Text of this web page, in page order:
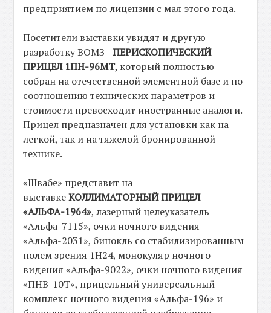
предприятием по лицензии с мая этого года.
-
Посетители выставки увидят и другую
разработку ВОМЗ –ПЕРИСКОПИЧЕСКИЙ
ПРИЦЕЛ 1ПН-96МТ, который полностью
собран на отечественной элементной базе и по
соотношению технических параметров и
стоимости превосходит иностранные аналоги.
Прицел предназначен для установки как на
легкой, так и на тяжелой бронированной
технике.
-
«Швабе» представит на
выставкеКОЛЛИМАТОРНЫЙ ПРИЦЕЛ
«АЛЬФА-1964», лазерный целеуказатель
«Альфа-7115», очки ночного видения
«Альфа-2031», бинокль со стабилизированным
полем зрения 1Н24, монокуляр ночного
видения «Альфа-9022», очки ночного видения
«ПНВ-10Т», прицельный универсальный
комплекс ночного видения «Альфа-196» и